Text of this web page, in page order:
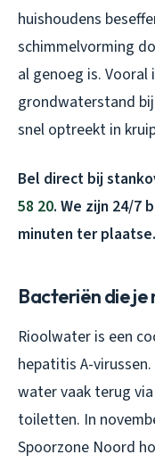
huishoudens
schimmelvorming
al genoeg is. Vooral
grondwaterstand
snel optreekt in
Bel direct bij
58 20. We zijn 24/7
minuten ter plaatse.
Bacteriën die
Rioolwater is een
hepatitis A-
water vaak terug
toiletten. In
Spoorzone Noord